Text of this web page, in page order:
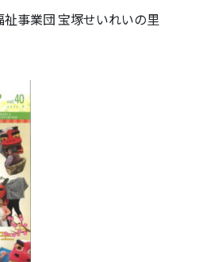
事業団 宝塚せいれいの里